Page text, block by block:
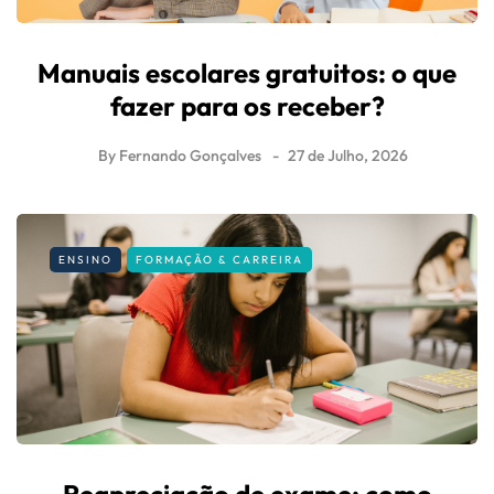
Manuais escolares gratuitos: o que
fazer para os receber?
By Fernando Gonçalves 27 de Julho, 2026
ENSINO FORMAÇÃO & CARREIRA